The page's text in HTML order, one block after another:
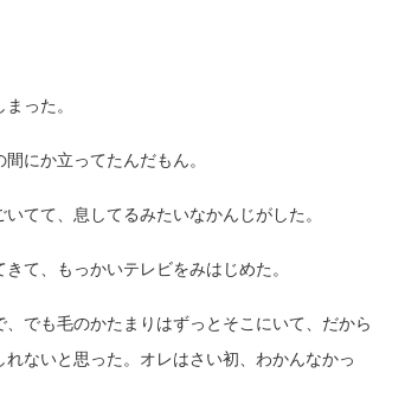
った。
にか立ってたんだもん。
てて、息してるみたいなかんじがした。
て、もっかいテレビをみはじめた。
でも毛のかたまりはずっとそこにいて、だから
ないと思った。オレはさい初、わかんなかっ